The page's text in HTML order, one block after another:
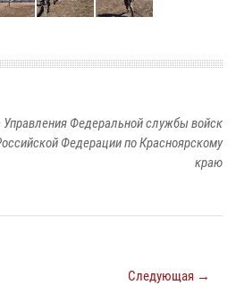
Федеральной службы войск
Федерации по Красноярскому
краю
Следующая →